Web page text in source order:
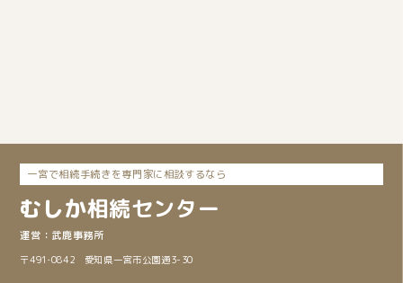
一宮で相続手続きを専門家に相談するなら
むしか相続センター
武鹿事務所
〒491‐0842 愛知県一宮市公園通3-30